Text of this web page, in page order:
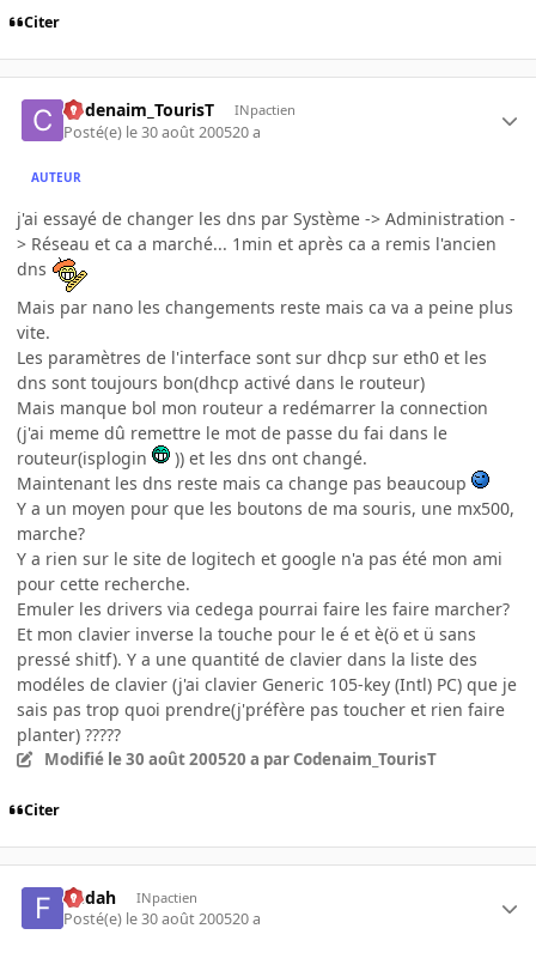
Citer
Codenaim_TourisT INpactien
Posté(e) le 30 août 200520 a
AUTEUR
j'ai essayé de changer les dns par Système -> Administration -
> Réseau et ca a marché... 1min et après ca a remis l'ancien
dns
Mais par nano les changements reste mais ca va a peine plus
vite.
Les paramètres de l'interface sont sur dhcp sur eth0 et les
dns sont toujours bon(dhcp activé dans le routeur)
Mais manque bol mon routeur a redémarrer la connection
(j'ai meme dû remettre le mot de passe du fai dans le
routeur(isplogin
)) et les dns ont changé.
Maintenant les dns reste mais ca change pas beaucoup
Y a un moyen pour que les boutons de ma souris, une mx500,
marche?
Y a rien sur le site de logitech et google n'a pas été mon ami
pour cette recherche.
Emuler les drivers via cedega pourrai faire les faire marcher?
Et mon clavier inverse la touche pour le é et è(ö et ü sans
pressé shitf). Y a une quantité de clavier dans la liste des
modéles de clavier (j'ai clavier Generic 105-key (Intl) PC) que je
sais pas trop quoi prendre(j'préfère pas toucher et rien faire
planter) ?????
Modifié le 30 août 200520 a par Codenaim_TourisT
Citer
fledah INpactien
Posté(e) le 30 août 200520 a